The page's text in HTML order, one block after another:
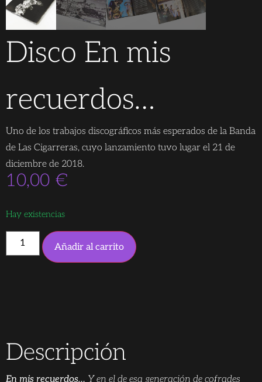
Disco En mis
recuerdos…
Uno de los trabajos discográficos más esperados de la Banda
de Las Cigarreras, cuyo lanzamiento tuvo lugar el 21 de
diciembre de 2018.
10,00 €
Hay existencias
Añadir al carrito
Descripción
En mis recuerdos… Y en el de esa generación de cofrades